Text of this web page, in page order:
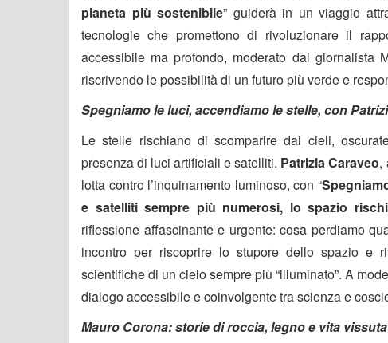
pianeta più sostenibile” guiderà in un viaggio
tecnologie che promettono di rivoluzionare il
accessibile ma profondo, moderato dal giornalista
riscrivendo le possibilità di un futuro più verde e
Spegniamo le luci, accendiamo le stelle, con
Le stelle rischiano di scomparire dai cieli,
presenza di luci artificiali e satelliti. Patrizia Caraveo,
lotta contro l’inquinamento luminoso, con “
e satelliti sempre più numerosi, lo spazio
riflessione affascinante e urgente: cosa perdiamo
incontro per riscoprire lo stupore dello spazio e
scientifiche di un cielo sempre più “illuminato”. A
dialogo accessibile e coinvolgente tra scienza e
Mauro Corona: storie di roccia, legno e vita vissuta